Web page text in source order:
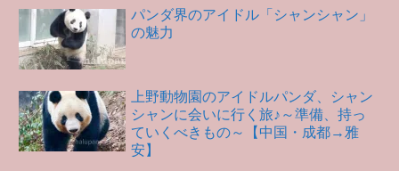
パンダ界のアイドル「シャンシャン」
の魅力
上野動物園のアイドルパンダ、シャン
シャンに会いに行く旅♪～準備、持っ
ていくべきもの～【中国・成都→雅
安】